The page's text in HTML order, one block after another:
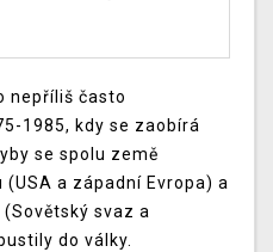
nepříliš často
1985, kdy se zaobírá
se spolu země
a západní Evropa) a
svaz a
do války.